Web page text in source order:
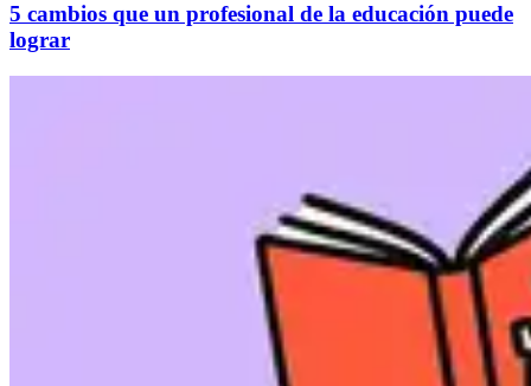
5 cambios que un profesional de la educación puede
lograr